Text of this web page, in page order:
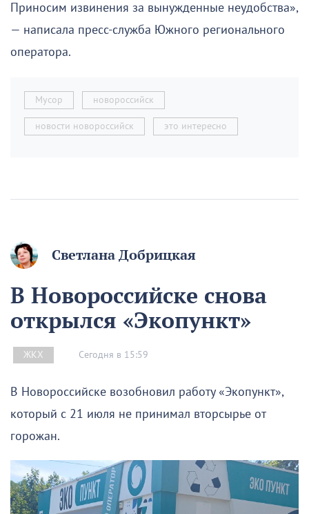
Приносим извинения за вынужденные неудобства»,
— написала пресс-служба Южного регионального
оператора.
Мусор новороссийск
новости новороссийск это интересно
Светлана Добрицкая
В Новороссийске снова
открылся «Экопункт»
ЖКХ Сегодня в 15:59
В Новороссийске возобновил работу «Экопункт»,
который с 21 июля не принимал вторсырье от
горожан.